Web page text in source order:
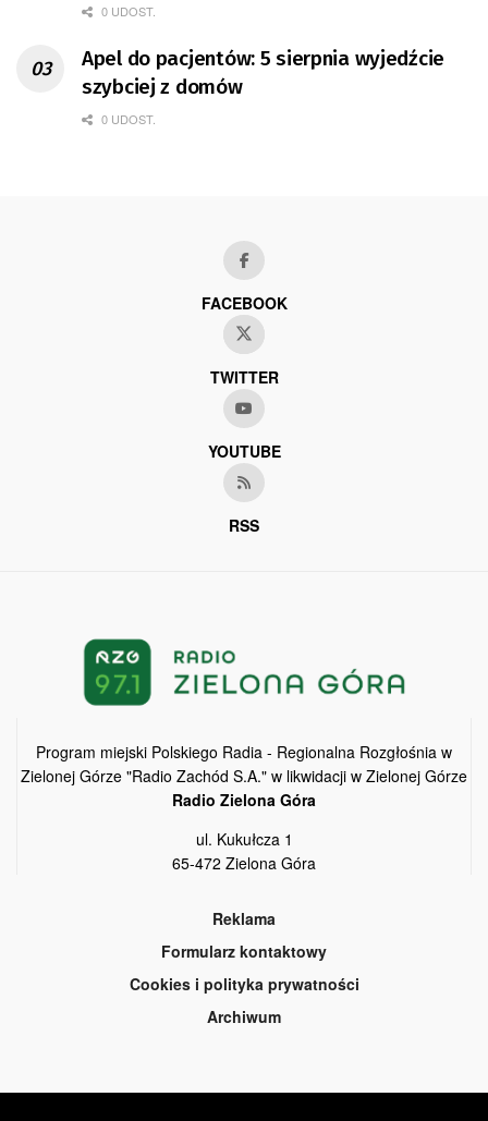
0 UDOST.
Apel do pacjentów: 5 sierpnia wyjedźcie
szybciej z domów
0 UDOST.
FACEBOOK
TWITTER
YOUTUBE
RSS
Program miejski Polskiego Radia - Regionalna Rozgłośnia w
Zielonej Górze "Radio Zachód S.A." w likwidacji w Zielonej Górze
Radio Zielona Góra
ul. Kukułcza 1
65-472 Zielona Góra
Reklama
Formularz kontaktowy
Cookies i polityka prywatności
Archiwum